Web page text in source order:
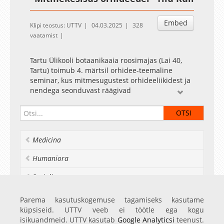
Embed
Klipi teostus: UTTV 04.03.2025
328
vaatamist
Tartu Ülikooli botaanikaaia roosimajas (Lai 40,
Tartu) toimub 4. märtsil orhidee-teemaline
seminar, kus mitmesugustest orhideeliikidest ja
nendega seonduvast räägivad
Seminar toimub koostöös Eesti Orhideekaitse
tegutsemisaastat. Astuvad üles orhideede
uurimise ja kaitsega tegelevad eksperdid, kes
räägivad nii orhideede bioloogiast, ökoloogiast
Medicina
Humaniora
Socialia
Realia et naturalia
Ülikoolist veel
Parema kasutuskogemuse tagamiseks kasutame
küpsiseid. UTTV veeb ei töötle ega kogu
isikuandmeid. UTTV kasutab Google Analyticsi teenust.